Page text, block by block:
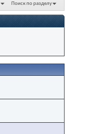
Поиск по разделу